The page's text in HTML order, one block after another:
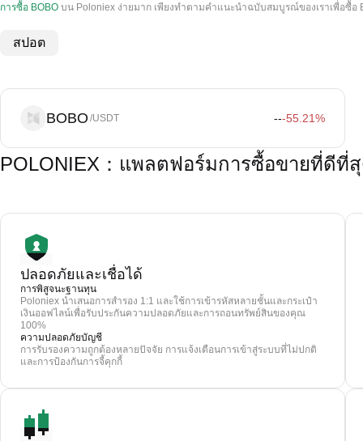
การซื้อ BOBO บน Poloniex ง่ายมาก เพียงทําตามคําแนะนําฉบับสมบูรณ์ของเราเพื่อซื้อ
สปอต
BOBO /USDT ---55.21%
POLONIEX：แพลตฟอร์มการซื้อขายที่ดีที่
ปลอดภัยและเชื่อได้
การพิสูจนะฐานทุน
Poloniex นำเสนอการสำรอง 1:1 และใช้การเข้ารหัสหลายชั้นและกระเป๋า
เงินออฟไลน์เพื่อรับประกันความปลอดภัยและการถอนทรัพย์สินของคุณ
100%
ความปลอดภัยบัญชี
การรับรองความถูกต้องหลายปัจจัย การแจ้งเตือนการเข้าสู่ระบบที่ไม่ปกติ
และการป้องกันการจี้คุกกี้